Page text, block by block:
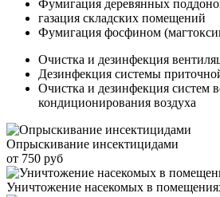
Фумигация деревянных
газация складских помещений
Фумигация фосфином
Очистка и дезинфекция
Дезинфекция системы
Очистка и дезинфекция систем
кондиционирования воздуха
Опрыскивание инсектицидами
от 750 руб
Уничтожение насекомых в